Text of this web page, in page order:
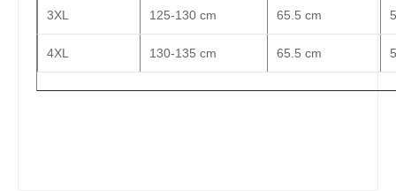
3XL 125-130 cm 65.5 cm
4XL 130-135 cm 65.5 cm